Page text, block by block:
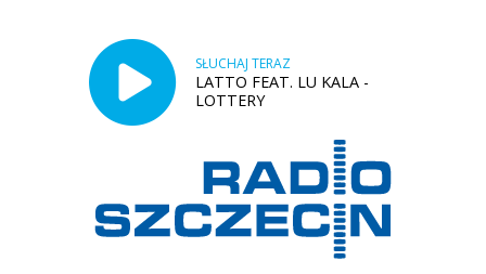
SŁUCHAJ TERAZ
LATTO FEAT. LU KALA -
LOTTERY